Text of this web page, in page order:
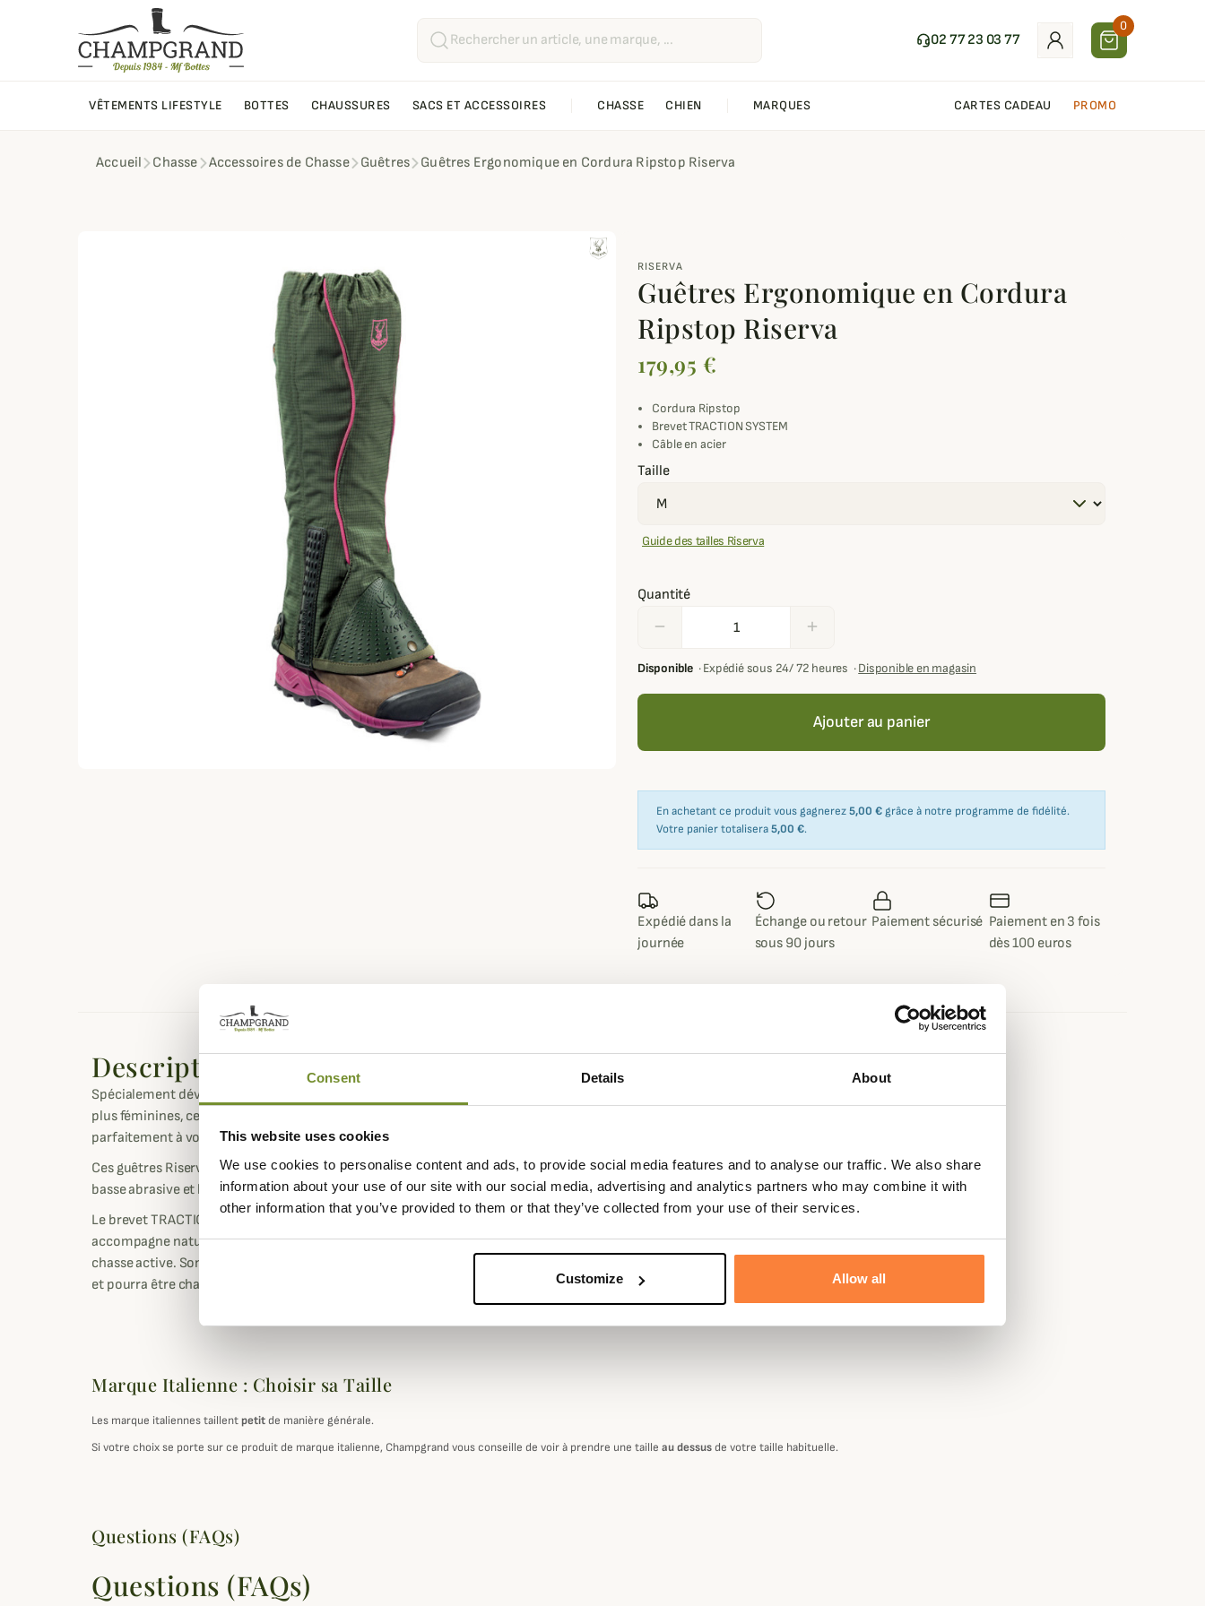
Consent Details About
This website uses cookies
We use cookies to personalise content and ads, to provide social media features and to analyse our traffic. We also share
information about your use of our site with our social media, advertising and analytics partners who may combine it with
other information that you’ve provided to them or that they’ve collected from your use of their services.
Customize Allow all
02 77 23 03 77
0
VÊTEMENTS LIFESTYLE BOTTES CHAUSSURES SACS ET ACCESSOIRES CHASSE CHIEN MARQUES CARTES CADEAU PROMO
Accueil Chasse Accessoires de Chasse Guêtres Guêtres Ergonomique en Cordura Ripstop Riserva
RISERVA
Guêtres Ergonomique en Cordura
Ripstop Riserva
179,95 €
Cordura Ripstop
Brevet TRACTION SYSTEM
Câble en acier
Taille
Guide des tailles Riserva
Quantité
remove add
Disponible ·Expédié sous 24/ 72 heures ·Disponible en magasin
Ajouter au panier
En achetant ce produit vous gagnerez5,00 € grâce à notre programme de fidélité.
Votre panier totalisera5,00 €.
Expédié dans la
journée
Échange ou retour
sous 90 jours
Paiement sécurisé Paiement en 3 fois
dès 100 euros
Description
Spécialement développées pour les chasseresses avec un design et des couleurs
plus féminines, ces guêtres renforcés sont ergonomiques pour s'adapter
parfaitement à votre morphologie pour assurer un maintien optimal.
Ces guêtres Riserva pour femme vous éviteront les inconvénients d'une végétation
basse abrasive et humide.
Le brevet TRACTION SYSTEM de Riserva s'adapte sur toutes les chaussures
accompagne naturellement le développement de votre foulée lors de la marche en
chasse active. Son câble en acier robuste s'agrippera effacement sous la chaussures
et pourra être changé facilement en cas d'usure.
Fiche technique
Marque Italienne : Choisir sa Taille
Les marque italiennes taillentpetitde manière générale.
Si votre choix se porte sur ce produit de marque italienne, Champgrand vous conseille de voir à prendre une taille au dessusde votre taille habituelle.
Questions (FAQs)
Questions (FAQs)